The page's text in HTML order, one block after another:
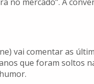
vai comentar as
que foram soltos